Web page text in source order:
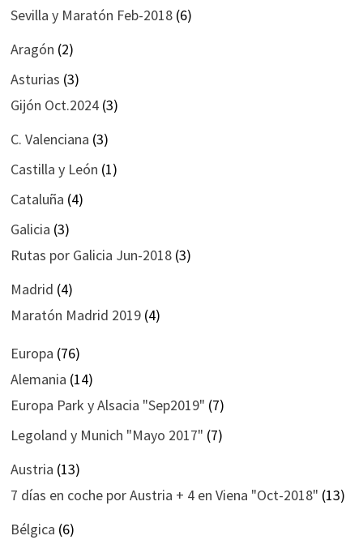
Sevilla y Maratón Feb-2018(6)
Aragón (2)
Asturias (3)
Gijón Oct.2024(3)
C. Valenciana (3)
Castilla y León (1)
Cataluña (4)
Galicia (3)
Rutas por Galicia Jun-2018(3)
Madrid (4)
Maratón Madrid 2019(4)
Europa (76)
Alemania (14)
Europa Park y Alsacia "Sep2019" (7)
Legoland y Munich "Mayo 2017" (7)
Austria (13)
7 días en coche por Austria + 4 en Viena "Oct-2018" (13)
Bélgica (6)